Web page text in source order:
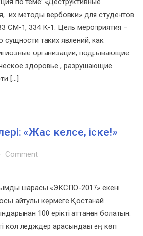
по теме: «Деструктивные
их методы вербовки» для студентов
СМ-1, 334 К-1. Цель мероприятия –
сущности таких явлений, как
организации, подрывающие
здоровье , разрушающие
[…]
«Жас келсе, іске!»
Comment
шарасы «ЭКСПО-2017» екені
осы айтулы көрмеге Қостанай
100 ерікті аттанған болатын.
кол ледждер арасындағы ең көп